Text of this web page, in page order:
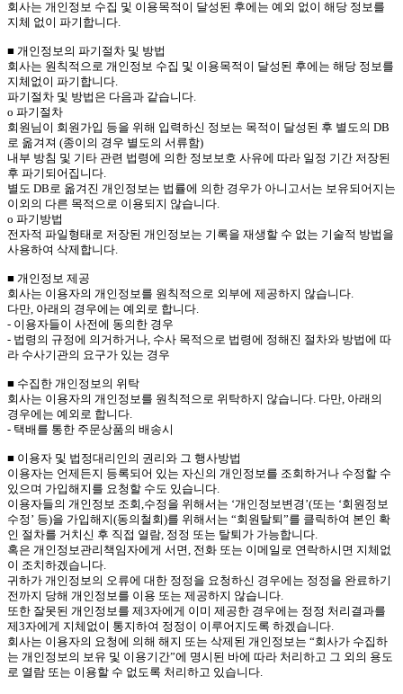
회사는 개인정보 수집 및 이용목적이 달성된 후에는 예외 없이 해당 정보를
지체 없이 파기합니다.
■ 개인정보의 파기절차 및 방법
회사는 원칙적으로 개인정보 수집 및 이용목적이 달성된 후에는 해당 정보를
지체없이 파기합니다.
파기절차 및 방법은 다음과 같습니다.
ο 파기절차
회원님이 회원가입 등을 위해 입력하신 정보는 목적이 달성된 후 별도의 DB
로 옮겨져 (종이의 경우 별도의 서류함)
내부 방침 및 기타 관련 법령에 의한 정보보호 사유에 따라 일정 기간 저장된
후 파기되어집니다.
별도 DB로 옮겨진 개인정보는 법률에 의한 경우가 아니고서는 보유되어지는
이외의 다른 목적으로 이용되지 않습니다.
ο 파기방법
전자적 파일형태로 저장된 개인정보는 기록을 재생할 수 없는 기술적 방법을
사용하여 삭제합니다.
■ 개인정보 제공
회사는 이용자의 개인정보를 원칙적으로 외부에 제공하지 않습니다.
다만, 아래의 경우에는 예외로 합니다.
- 이용자들이 사전에 동의한 경우
- 법령의 규정에 의거하거나, 수사 목적으로 법령에 정해진 절차와 방법에 따
라 수사기관의 요구가 있는 경우
■ 수집한 개인정보의 위탁
회사는 이용자의 개인정보를 원칙적으로 위탁하지 않습니다. 다만, 아래의
경우에는 예외로 합니다.
- 택배를 통한 주문상품의 배송시
■ 이용자 및 법정대리인의 권리와 그 행사방법
이용자는 언제든지 등록되어 있는 자신의 개인정보를 조회하거나 수정할 수
있으며 가입해지를 요청할 수도 있습니다.
이용자들의 개인정보 조회,수정을 위해서는 ‘개인정보변경’(또는 ‘회원정보
수정’ 등)을 가입해지(동의철회)를 위해서는 “회원탈퇴”를 클릭하여 본인 확
인 절차를 거치신 후 직접 열람, 정정 또는 탈퇴가 가능합니다.
혹은 개인정보관리책임자에게 서면, 전화 또는 이메일로 연락하시면 지체없
이 조치하겠습니다.
귀하가 개인정보의 오류에 대한 정정을 요청하신 경우에는 정정을 완료하기
전까지 당해 개인정보를 이용 또는 제공하지 않습니다.
또한 잘못된 개인정보를 제3자에게 이미 제공한 경우에는 정정 처리결과를
제3자에게 지체없이 통지하여 정정이 이루어지도록 하겠습니다.
회사는 이용자의 요청에 의해 해지 또는 삭제된 개인정보는 “회사가 수집하
는 개인정보의 보유 및 이용기간”에 명시된 바에 따라 처리하고 그 외의 용도
로 열람 또는 이용할 수 없도록 처리하고 있습니다.